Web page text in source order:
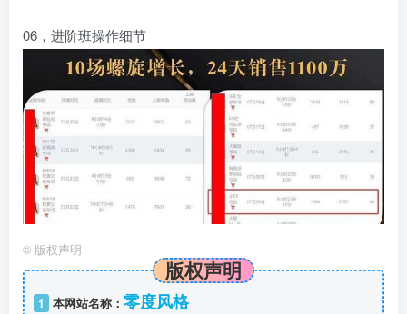
06，进阶班操作细节
© 版权声明
版权声明
1 本网站名称： 零度风格